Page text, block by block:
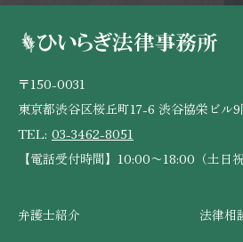
〒150-0031
東京都渋谷区桜丘町17-6 渋谷協栄ビル9
TEL: 03-3462-8051
【電話受付時間】10:00〜18:00（土日
弁護士紹介 法律相